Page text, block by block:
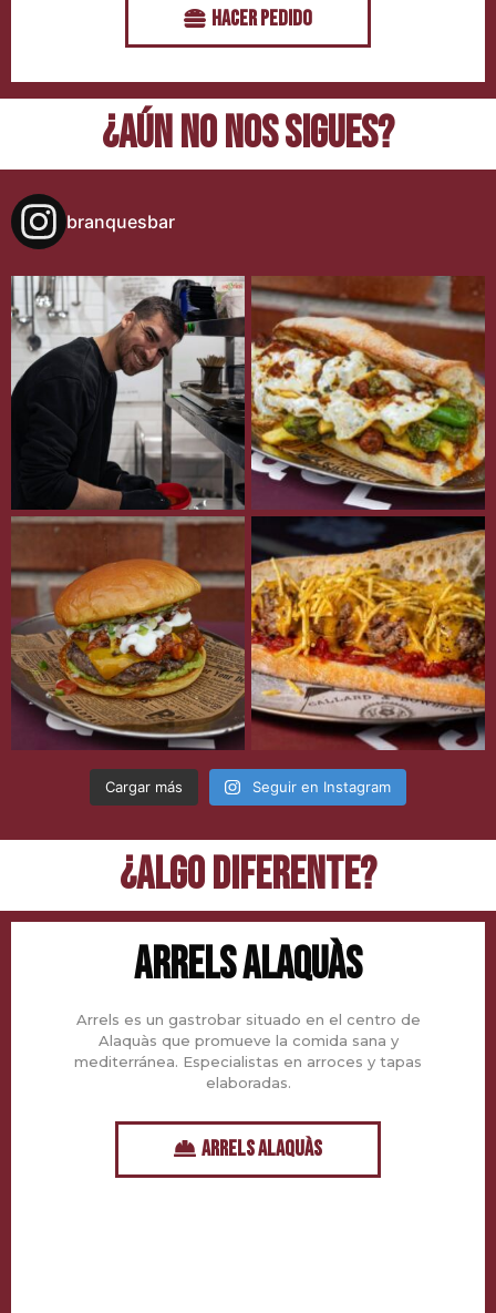
HACER PEDIDO
¿AÚN NO NOS SIGUES?
branquesbar
Cargar más Seguir en Instagram
¿ALGO DIFERENTE?
ARRELS ALAQUÀS
Arrels es un gastrobar situado en el centro de
Alaquàs que promueve la comida sana y
mediterránea. Especialistas en arroces y tapas
elaboradas.
ARRELS ALAQUÀS